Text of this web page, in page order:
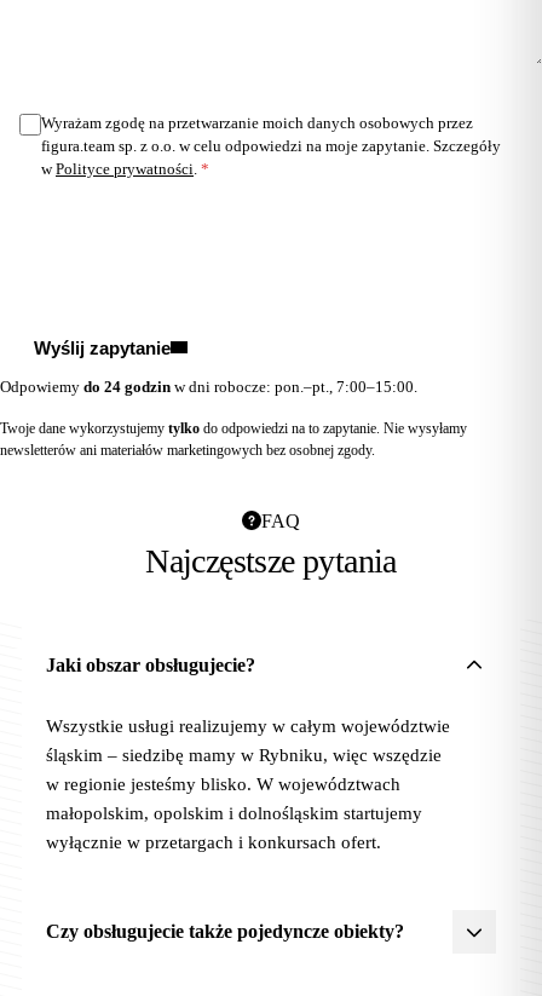
Wyrażam zgodę na przetwarzanie moich danych osobowych przez
figura.team sp. z o.o. w celu odpowiedzi na moje zapytanie. Szczegóły
wPolityce prywatności *
Wyślij zapytanie
Odpowiemy do 24 godzin w dni robocze: pon.–pt., 7:00–15:00.
Twoje dane wykorzystujemy tylko do odpowiedzi na to zapytanie. Nie wysyłamy
newsletterów ani materiałów marketingowych bez osobnej zgody.
FAQ
Najczęstsze pytania
Jaki obszar obsługujecie?
Wszystkie usługi realizujemy w całym województwie
śląskim – siedzibę mamy w Rybniku, więc wszędzie
w regionie jesteśmy blisko. W województwach
małopolskim, opolskim i dolnośląskim startujemy
wyłącznie w przetargach i konkursach ofert.
Czy obsługujecie także pojedyncze obiekty?